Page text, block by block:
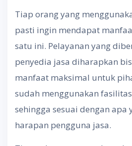
Tiap orang yang
pasti ingin mendapat
satu ini. Pelayanan yang
penyedia jasa diharapkan
manfaat maksimal untuk
sudah menggunakan
sehingga sesuai dengan apa
harapan pengguna jasa.